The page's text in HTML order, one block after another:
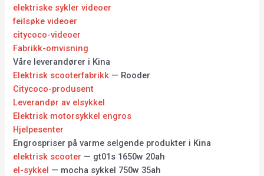
elektriske sykler videoer
feilsøke videoer
citycoco-videoer
Fabrikk-omvisning
Våre leverandører i Kina
Elektrisk scooterfabrikk — Rooder
Citycoco-produsent
Leverandør av elsykkel
Elektrisk motorsykkel engros
Hjelpesenter
Engrospriser på varme selgende produkter i Kina
elektrisk scooter — gt01s 1650w 20ah
el-sykkel — mocha sykkel 750w 35ah